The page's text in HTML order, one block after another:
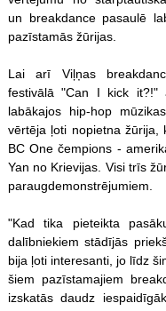
un breakdance pasaulē
pazīstamās žūrijas.
Lai arī Viļņas
festivālā "Can I kick it?!"
labākajos hip-hop
vērtēja ļoti nopietna žūrija,
BC One čempions -
Yan no Krievijas. Visi trīs
paraugdemonstrējumiem.
"Kad tika pieteikta
dalībniekiem stādījās
bija ļoti interesanti, jo līdz
šiem pazīstamajiem
izskatās daudz